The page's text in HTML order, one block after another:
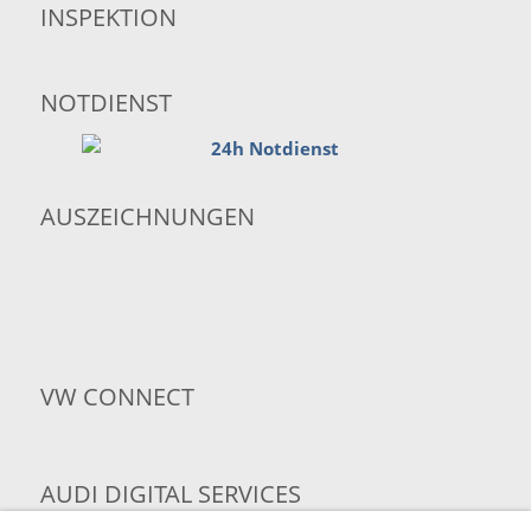
INSPEKTION
NOTDIENST
AUSZEICHNUNGEN
VW CONNECT
AUDI DIGITAL SERVICES